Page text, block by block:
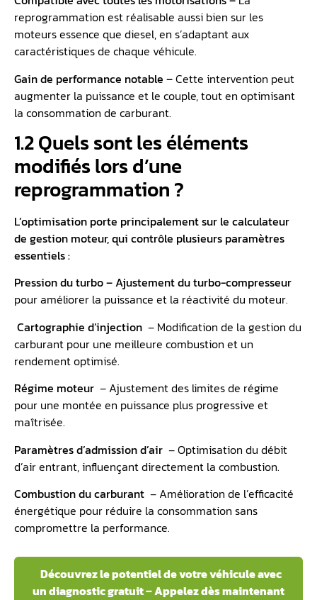
reprogrammation est réalisable aussi bien sur les
moteurs essence que diesel, en s’adaptant aux
caractéristiques de chaque véhicule.
Gain de performance notable –Cette intervention peut
augmenter la puissance et le couple, tout en optimisant
la consommation de carburant.
1.2 Quels sont les éléments
modifiés lors d’une
reprogrammation ?
L’optimisation porte principalement sur le calculateur
de gestion moteur, qui contrôle plusieurs paramètres
essentiels :
Pression du turbo – Ajustement duturbo-compresseur
pour améliorer la puissance et la réactivité du moteur.
Cartographie d’injection – Modification de la gestion du
carburant pour une meilleure combustion et un
rendement optimisé.
Régime moteur – Ajustement des limites de régime
pour une montée en puissance plus progressive et
maîtrisée.
Paramètres d’admission d’air – Optimisation du débit
d’air entrant, influençant directement la combustion.
Combustion du carburant – Amélioration de l’efficacité
énergétique pour réduire la consommation sans
compromettre la performance.
Découvrez le potentiel de votre véhicule avec
un diagnostic gratuit – Appelez dès maintenant